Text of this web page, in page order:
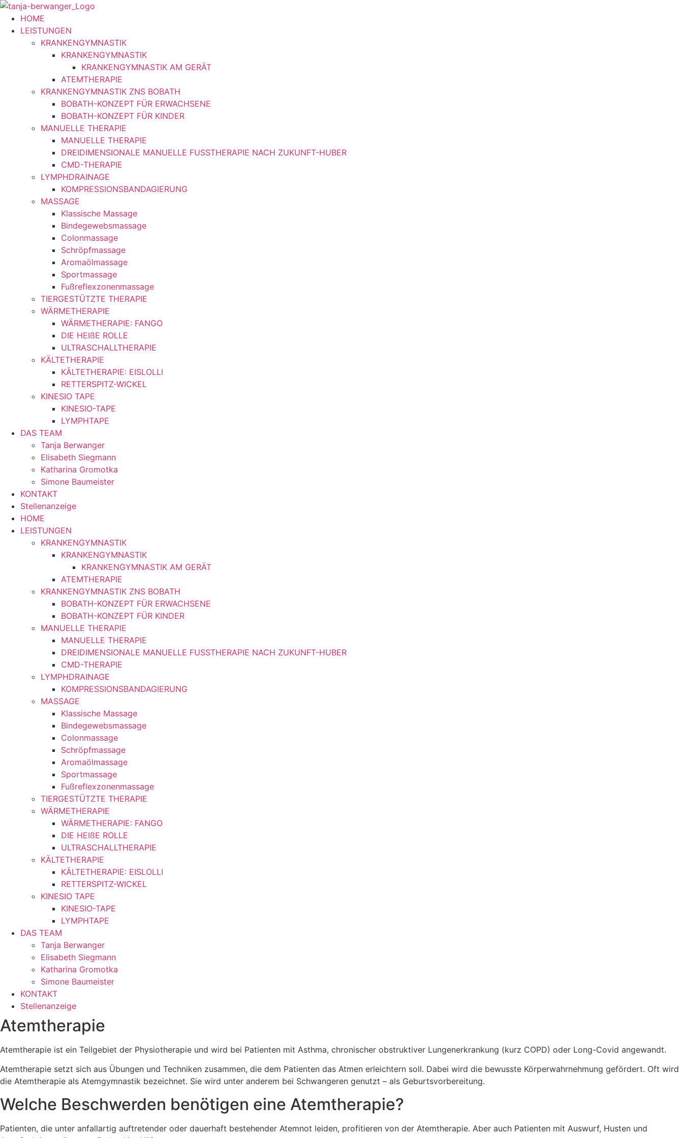
Zum
Inhalt
springen
HOME
LEISTUNGEN
KRANKENGYMNASTIK
KRANKENGYMNASTIK
KRANKENGYMNASTIK AM GERÄT
ATEMTHERAPIE
KRANKENGYMNASTIK ZNS BOBATH
BOBATH-KONZEPT FÜR ERWACHSENE
BOBATH-KONZEPT FÜR KINDER
MANUELLE THERAPIE
MANUELLE THERAPIE
DREIDIMENSIONALE MANUELLE FUSSTHERAPIE NACH ZUKUNFT-HUBER
CMD-THERAPIE
LYMPHDRAINAGE
KOMPRESSIONSBANDAGIERUNG
MASSAGE
Klassische Massage
Bindegewebsmassage
Colonmassage
Schröpfmassage
Aromaölmassage
Sportmassage
Fußreflexzonenmassage
TIERGESTÜTZTE THERAPIE
WÄRMETHERAPIE
WÄRMETHERAPIE: FANGO
DIE HEIßE ROLLE
ULTRASCHALLTHERAPIE
KÄLTETHERAPIE
KÄLTETHERAPIE: EISLOLLI
RETTERSPITZ-WICKEL
KINESIO TAPE
KINESIO-TAPE
LYMPHTAPE
DAS TEAM
Tanja Berwanger
Elisabeth Siegmann
Katharina Gromotka
Simone Baumeister
KONTAKT
Stellenanzeige
HOME
LEISTUNGEN
KRANKENGYMNASTIK
KRANKENGYMNASTIK
KRANKENGYMNASTIK AM GERÄT
ATEMTHERAPIE
KRANKENGYMNASTIK ZNS BOBATH
BOBATH-KONZEPT FÜR ERWACHSENE
BOBATH-KONZEPT FÜR KINDER
MANUELLE THERAPIE
MANUELLE THERAPIE
DREIDIMENSIONALE MANUELLE FUSSTHERAPIE NACH ZUKUNFT-HUBER
CMD-THERAPIE
LYMPHDRAINAGE
KOMPRESSIONSBANDAGIERUNG
MASSAGE
Klassische Massage
Bindegewebsmassage
Colonmassage
Schröpfmassage
Aromaölmassage
Sportmassage
Fußreflexzonenmassage
TIERGESTÜTZTE THERAPIE
WÄRMETHERAPIE
WÄRMETHERAPIE: FANGO
DIE HEIßE ROLLE
ULTRASCHALLTHERAPIE
KÄLTETHERAPIE
KÄLTETHERAPIE: EISLOLLI
RETTERSPITZ-WICKEL
KINESIO TAPE
KINESIO-TAPE
LYMPHTAPE
DAS TEAM
Tanja Berwanger
Elisabeth Siegmann
Katharina Gromotka
Simone Baumeister
KONTAKT
Stellenanzeige
Atemtherapie
Atemtherapie ist ein Teilgebiet der Physiotherapie und wird bei Patienten mit Asthma, chronischer obstruktiver Lungenerkrankung (kurz COPD) oder Long-Covid angewandt.
Atemtherapie setzt sich aus Übungen und Techniken zusammen, die dem Patienten das Atmen erleichtern soll. Dabei wird die bewusste Kör­perwahrnehmung gefördert. Oft wird
die Atemtherapie als Atemgymnastik bezeichnet. Sie wird unter anderem bei Schwangeren genutzt – als Geburtsvorbereitung.
Welche Beschwerden benötigen eine Atemtherapie?
Patienten, die unter anfallartig auftretender oder dauerhaft bestehender Atemnot leiden, profitieren von der Atemtherapie. Aber auch Patienten mit Auswurf, Husten und